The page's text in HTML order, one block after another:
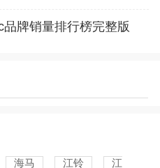
牌销量排行榜完整版
海马 江铃 江